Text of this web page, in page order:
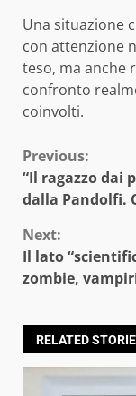
Una situazione
con attenzione
teso, ma anche
confronto
coinvolti.
Continue
Reading
Previous:
“Il ragazzo dai
dalla Pandolfi.
Next:
Il lato
zombie,
RELATED